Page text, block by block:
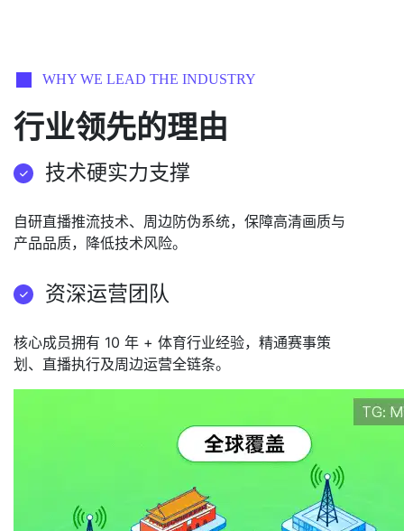
WHY WE LEAD THE INDUSTRY
行业领先的理由
技术硬实力支撑
自研直播推流技术、周边防伪系统，保障高清画质与
产品品质，降低技术风险。
资深运营团队
核心成员拥有 10 年 + 体育行业经验，精通赛事策
划、直播执行及周边运营全链条。